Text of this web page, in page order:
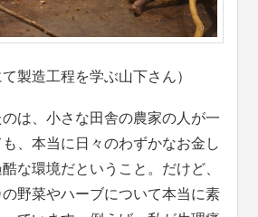
製造工程を学ぶ山下さん）
は、小さな田舎の農家の人が一
、本当に日々のわずかなお金し
な環境だということ。だけど、
野菜やハーブについて本当に素